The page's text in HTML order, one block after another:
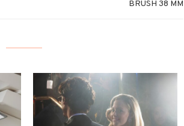
BRUSH 38 MM